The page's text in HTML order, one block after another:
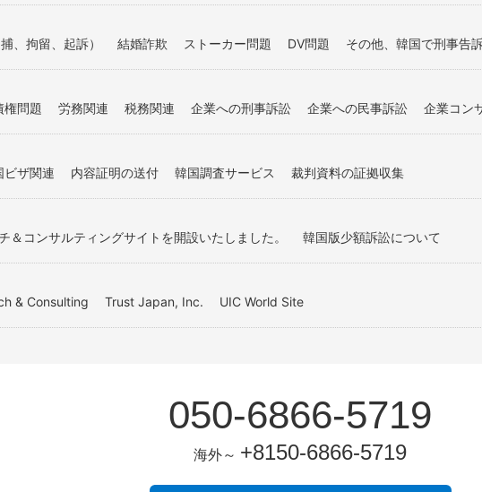
、拘留、起訴） 結婚詐欺 ストーカー問題 DV問題 その他、韓国で刑事告
権問題 労務関連 税務関連 企業への刑事訴訟 企業への民事訴訟 企業コン
ビザ関連 内容証明の送付 韓国調査サービス 裁判資料の証拠収集
＆コンサルティングサイトを開設いたしました。 韓国版少額訴訟について
& Consulting Trust Japan, Inc. UIC World Site
050-6866-5719
海外～ +8150-6866-5719